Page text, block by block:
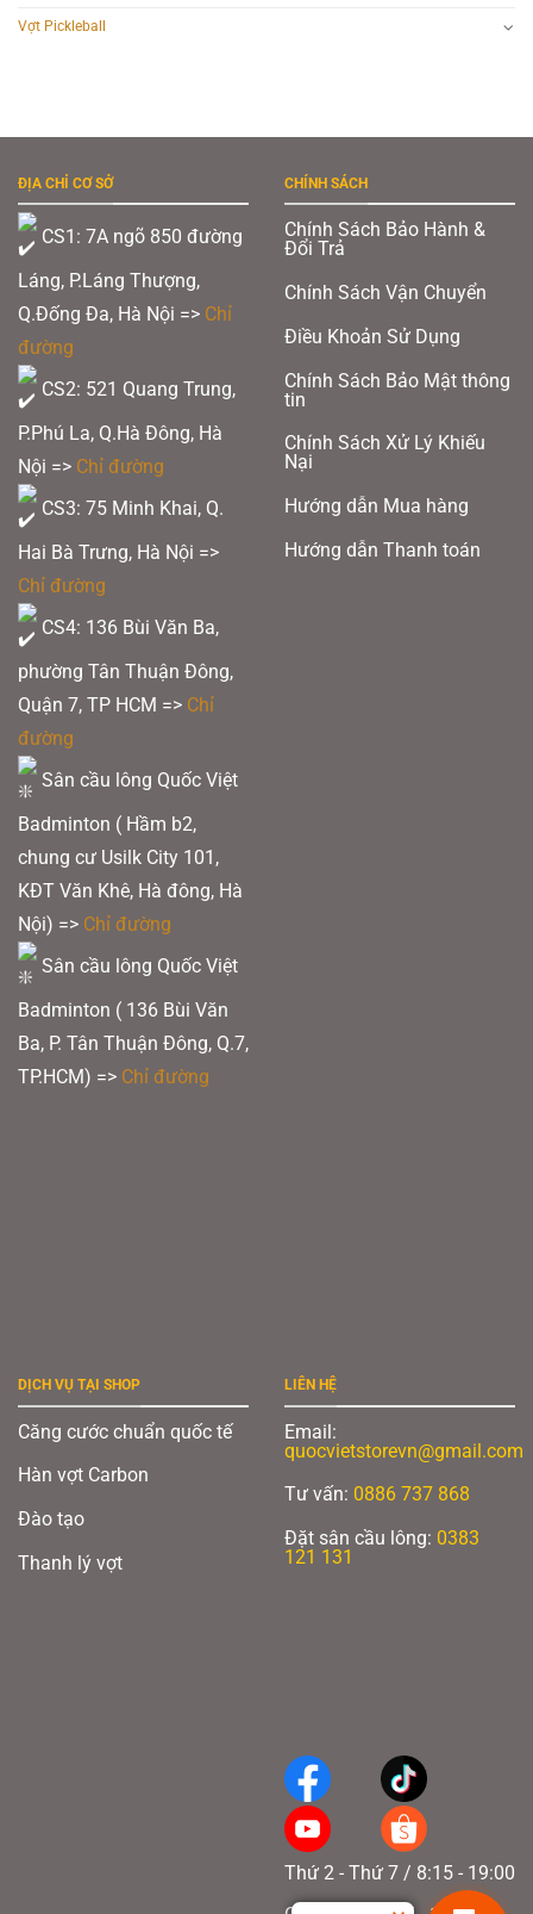
Vợt Pickleball
ĐỊA CHỈ CƠ SỞ
CS1: 7A ngõ 850 đường
Láng, P.Láng Thượng,
Q.Đống Đa, Hà Nội => Chỉ
đường
CS2: 521 Quang Trung,
P.Phú La, Q.Hà Đông, Hà
Nội => Chỉ đường
CS3: 75 Minh Khai, Q.
Hai Bà Trưng, Hà Nội =>
Chỉ đường
CS4: 136 Bùi Văn Ba,
phường Tân Thuận Đông,
Quận 7, TP HCM => Chỉ
đường
Sân cầu lông Quốc Việt
Badminton ( Hầm b2,
chung cư Usilk City 101,
KĐT Văn Khê, Hà đông, Hà
Nội) => Chỉ đường
Sân cầu lông Quốc Việt
Badminton ( 136 Bùi Văn
Ba, P. Tân Thuận Đông, Q.7,
TP.HCM) => Chỉ đường
CHÍNH SÁCH
Chính Sách Bảo Hành &
Đổi Trả
Chính Sách Vận Chuyển
Điều Khoản Sử Dụng
Chính Sách Bảo Mật thông
tin
Chính Sách Xử Lý Khiếu
Nại
Hướng dẫn Mua hàng
Hướng dẫn Thanh toán
DỊCH VỤ TẠI SHOP
Căng cước chuẩn quốc tế
Hàn vợt Carbon
Đào tạo
Thanh lý vợt
LIÊN HỆ
Email:
quocvietstorevn@gmail.com
Tư vấn: 0886 737 868
Đặt sân cầu lông: 0383
121 131
Thứ 2 - Thứ 7 / 8:15 - 19:00